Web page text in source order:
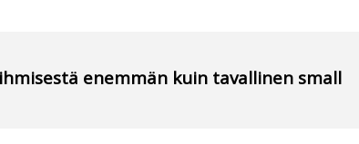
enemmän kuin tavallinen small